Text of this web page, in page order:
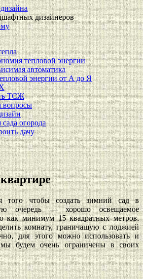
дизайнеров
тепловой энергии
автоматика
энергии от А до Я
ТСЖ
вопросы
огорода
дачу
того чтобы создать зимний сад в
очередь — хорошо освещаемое
как минимум 15 квадратных метров.
комнату, граничащую с лоджией
для этого можно использовать и
будем очень ограничены в своих